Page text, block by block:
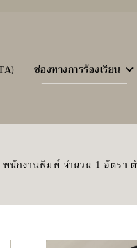
ช่องทางการร้องเรียน
นักงานพิมพ์ จำนวน 1 อัตรา